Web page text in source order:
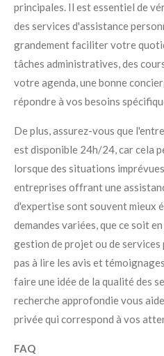
principales. Il est essentiel de
des services d'assistance
grandement faciliter votre
tâches administratives, des
votre agenda, une bonne
répondre à vos besoins
De plus, assurez-vous que
est disponible 24h/24, car cela
lorsque des situations
entreprises offrant une
d'expertise sont souvent mieux
demandes variées, que ce soit
gestion de projet ou de services
pas à lire les avis et
faire une idée de la qualité des
recherche approfondie vous
privée qui correspond à vos
FAQ